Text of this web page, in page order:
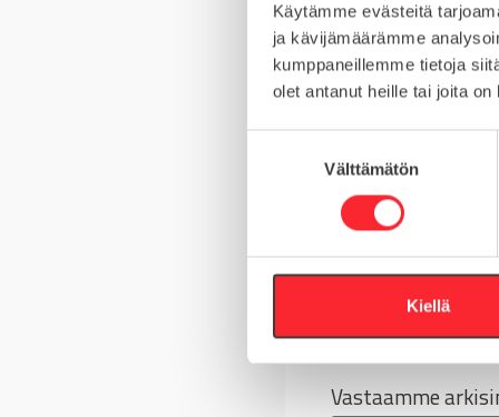
Käytämme evästeitä
ja kävijämäärämme
kumppaneillemme tietoja
olet antanut heille tai joita
k
Välttämätön
Kiellä
KIERRE
Kysy tuotteista:
Asiakaspalvelu 8-
Tai lähetä
Vastaamme